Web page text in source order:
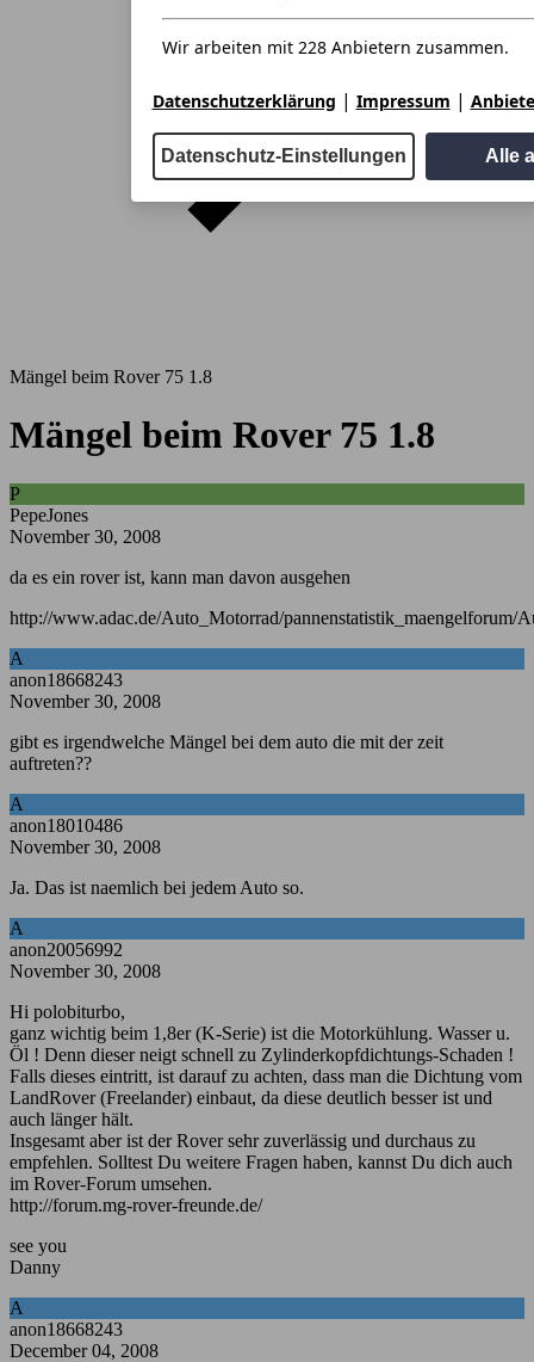
Wir arbeiten mit 228 Anbietern zusammen.
Datenschutzerklärung | Impressum |
Datenschutz-Einstellungen Alle
Mängel beim Rover 75 1.8
Mängel beim Rover 75 1.8
P
PepeJones
November 30, 2008
da es ein rover ist, kann man davon ausgehen
http://www.adac.de/Auto_Motorrad/pannenstatistik_maengelforum/
A
anon18668243
November 30, 2008
gibt es irgendwelche Mängel bei dem auto die mit der zeit
auftreten??
A
anon18010486
November 30, 2008
Ja. Das ist naemlich bei jedem Auto so.
A
anon20056992
November 30, 2008
Hi polobiturbo,
ganz wichtig beim 1,8er (K-Serie) ist die Motorkühlung. Wasser u.
Öl ! Denn dieser neigt schnell zu Zylinderkopfdichtungs-Schaden !
Falls dieses eintritt, ist darauf zu achten, dass man die Dichtung vom
LandRover (Freelander) einbaut, da diese deutlich besser ist und
auch länger hält.
Insgesamt aber ist der Rover sehr zuverlässig und durchaus zu
empfehlen. Solltest Du weitere Fragen haben, kannst Du dich auch
im Rover-Forum umsehen.
http://forum.mg-rover-freunde.de/
see you
Danny
A
anon18668243
December 04, 2008